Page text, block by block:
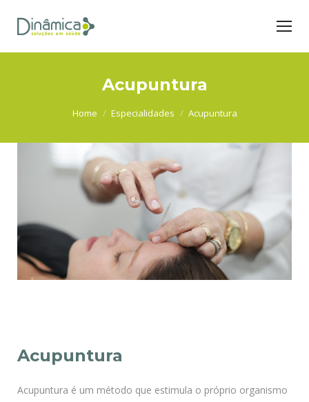
Acupuntura
You are here:Home Especialidades Acupuntura
Acupuntura
Acupuntura é um método que estimula o próprio organismo